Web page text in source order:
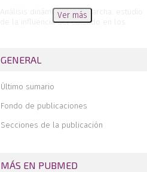
Análisis dinámico de la marcha: estudio
de la influencia del calzado en los
Características del calzado infantil en la
Calcáneo y bipedestación
Ver más
GENERAL
Último sumario
Fondo de publicaciones
Secciones de la publicación
MÁS EN PUBMED